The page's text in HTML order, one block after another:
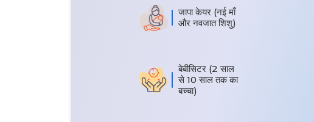
जापा केयर (नई माँ
और नवजात शिशु)
बेबीसिटर (2 साल
से 10 साल तक का
बच्चा)